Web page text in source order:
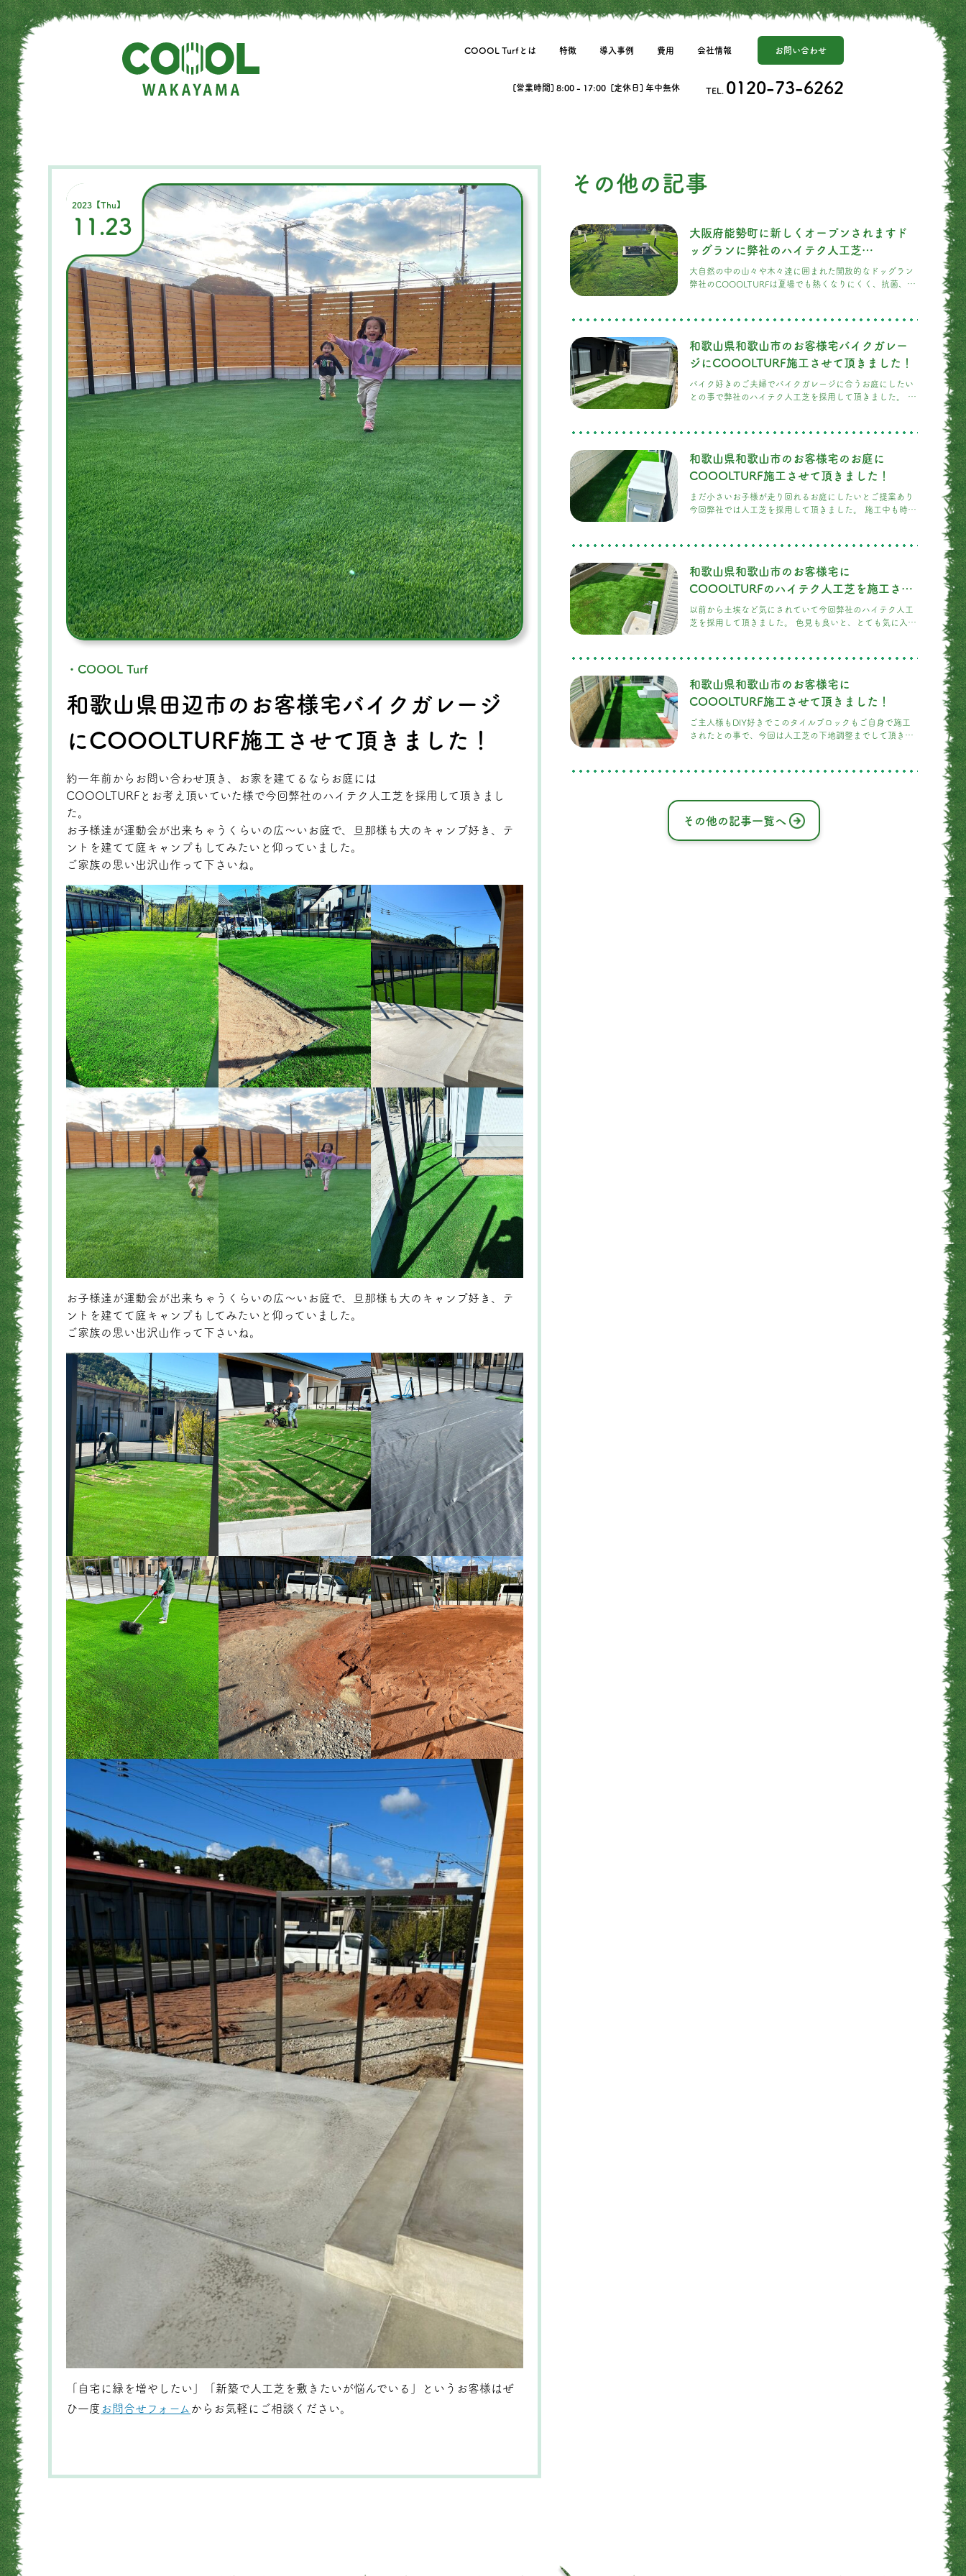
COOOL Turfとは 特徴 導入事例 費用 会社情報 お問い合わせ
[営業時間] 8:00 - 17:00 [定休日] 年中無休 TEL. 0120-73-6262
2023【Thu】
11.23
・COOOL Turf
和歌山県田辺市のお客様宅バイクガレージ
にCOOOLTURF施工させて頂きました！
約一年前からお問い合わせ頂き、お家を建てるならお庭には
COOOLTURFとお考え頂いていた様で今回弊社のハイテク人工芝を採用して頂きまし
た。
お子様達が運動会が出来ちゃうくらいの広〜いお庭で、旦那様も大のキャンプ好き、テ
ントを建てて庭キャンプもしてみたいと仰っていました。
ご家族の思い出沢山作って下さいね。
お子様達が運動会が出来ちゃうくらいの広〜いお庭で、旦那様も大のキャンプ好き、テ
ントを建てて庭キャンプもしてみたいと仰っていました。
ご家族の思い出沢山作って下さいね。
「自宅に緑を増やしたい」「新築で人工芝を敷きたいが悩んでいる」というお客様はぜ
ひ一度 お問合せフォーム からお気軽にご相談ください。
その他の記事
大阪府能勢町に新しくオープンされますド
ッグランに弊社のハイテク人工芝
COOOLTURF採用して頂きました。！
大自然の中の山々や木々達に囲まれた開放的なドッグラン
弊社のCOOOLTURFは夏場でも熱くなりにくく、抗菌、消
見も良く人工芝とは思えないリアルな見た目もお客様に採
の思い出作って頂きたいです。
和歌山県和歌山市のお客様宅バイクガレー
ジにCOOOLTURF施工させて頂きました！
バイク好きのご夫婦でバイクガレージに合うお庭にしたい
との事で弊社のハイテク人工芝を採用して頂きました。 施
和歌山県和歌山市のお客様宅のお庭に
COOOLTURF施工させて頂きました！
まだ小さいお子様が走り回れるお庭にしたいとご提案あり
今回弊社では人工芝を採用して頂きました。 施工中も時々
和歌山県和歌山市のお客様宅に
COOOLTURFのハイテク人工芝を施工させ
て頂きました！
以前から土埃など気にされていて今回弊社のハイテク人工
芝を採用して頂きました。 色見も良いと、とても気に入っ
和歌山県和歌山市のお客様宅に
COOOLTURF施工させて頂きました！
ご主人様もDIY好きでこのタイルブロックもご自身で施工
されたとの事で、今回は人工芝の下地調整までして頂き本
その他の記事一覧へ